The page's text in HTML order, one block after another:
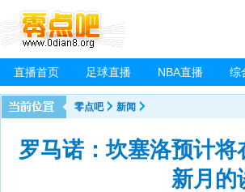
直播首页 足球直播 NBA直播 综
零点吧 新闻
罗马诺：坎塞洛预计
新月的